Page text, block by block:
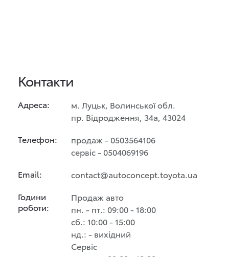
Контакти
Адреса:
м. Луцьк, Волинської обл.
пр. Відродження, 34а, 43024
Телефон:
продаж - 0503564106
сервіс - 0504069196
Email:
contact@autoconcept.toyota.ua
Години
роботи:
Продаж авто
пн. - пт.: 09:00 - 18:00
сб.: 10:00 - 15:00
нд.: - вихідний
Сервіс